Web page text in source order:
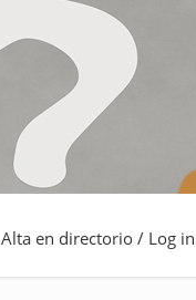
Alta en directorio / Log in